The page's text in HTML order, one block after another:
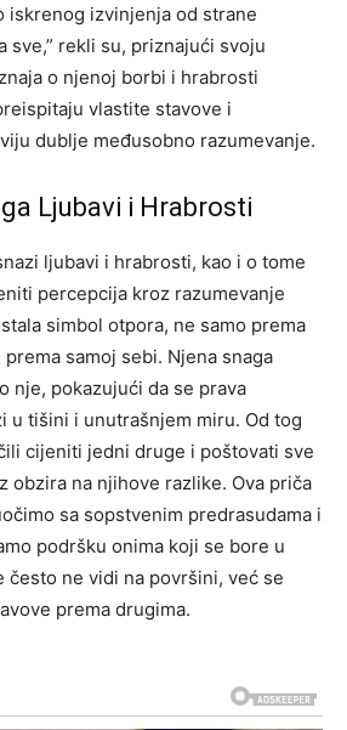
iskrenog izvinjenja od strane
sve,” rekli su, priznajući svoju
o njenoj borbi i hrabrosti
vlastite stavove i
dublje međusobno razumevanje.
Ljubavi i Hrabrosti
ljubavi i hrabrosti, kao i o tome
percepcija kroz razumevanje
simbol otpora, ne samo prema
samoj sebi. Njena snaga
nje, pokazujući da se prava
u tišini i unutrašnjem miru. Od tog
cijeniti jedni druge i poštovati sve
obzira na njihove razlike. Ova priča
sa sopstvenim predrasudama i
podršku onima koji se bore u
ne vidi na površini, već se
prema drugima.